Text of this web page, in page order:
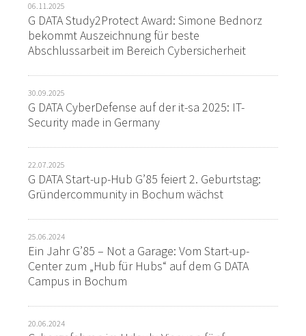
06.11.2025
G DATA Study2Protect Award: Simone Bednorz
bekommt Auszeichnung für beste
Abschlussarbeit im Bereich Cybersicherheit
30.09.2025
G DATA CyberDefense auf der it-sa 2025: IT-
Security made in Germany
22.07.2025
G DATA Start-up-Hub G’85 feiert 2. Geburtstag:
Gründercommunity in Bochum wächst
25.06.2024
Ein Jahr G’85 – Not a Garage: Vom Start-up-
Center zum „Hub für Hubs“ auf dem G DATA
Campus in Bochum
20.06.2024